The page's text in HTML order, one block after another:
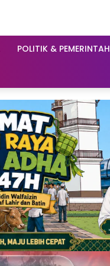
POLITIK & PEMERINTAH